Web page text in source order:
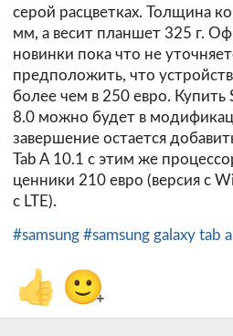
серой расцветках. Толщина
мм, а весит планшет 325 г.
новинки пока что не
предположить, что
более чем в 250 евро. Купить
8.0 можно будет в
завершение остается
Tab A 10.1 с этим же
ценники 210 евро (версия с
с LTE).
#samsung #samsung galaxy tab
👍 🙂+